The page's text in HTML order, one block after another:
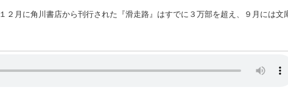
月に角川書店から刊行された『滑走路』はすでに３万部を超え、９月には文